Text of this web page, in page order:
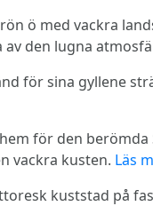
ö med vackra
av den lugna
för sina gyllene
för den berömda
vackra kusten. Läs
kuststad på